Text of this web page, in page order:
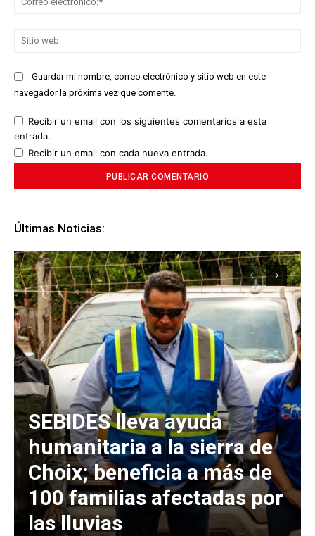
Guardar mi nombre, correo electrónico y sitio web en este
navegador la próxima vez que comente.
Recibir un email con los siguientes comentarios a esta
entrada.
Recibir un email con cada nueva entrada.
Últimas Noticias:
SEBIDES lleva ayuda
humanitaria a la sierra de
Choix; beneficia a más de
100 familias afectadas por
las lluvias